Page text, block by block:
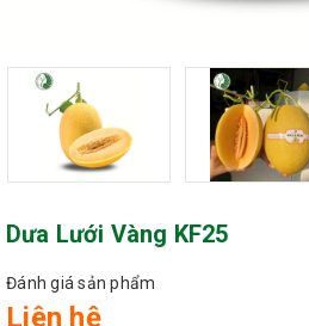
Dưa Lưới Vàng KF25
Đánh giá sản phẩm
Liên hệ